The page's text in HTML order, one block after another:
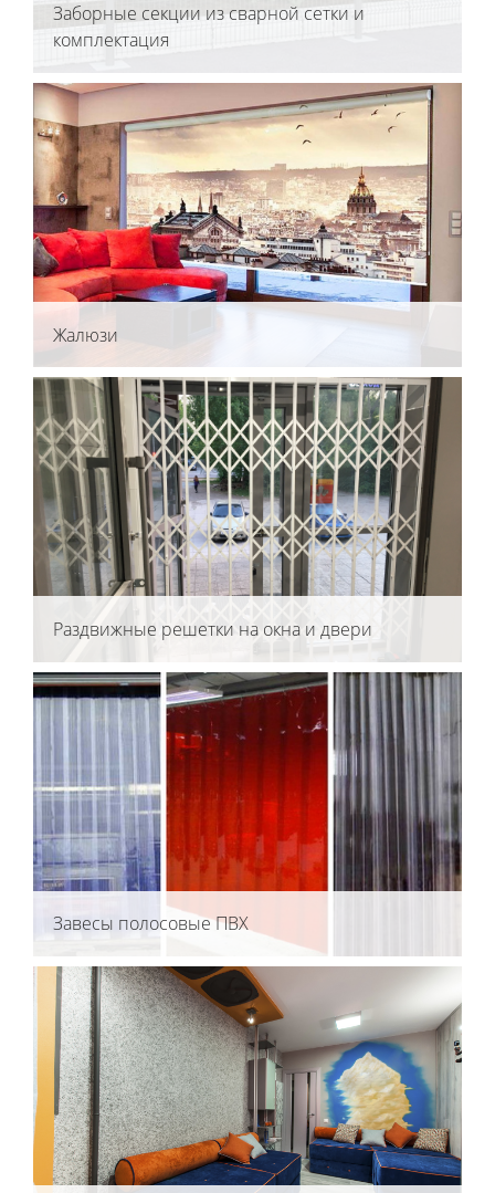
Заборные секции из сварной сетки и
комплектация
Жалюзи
Раздвижные решетки на окна и двери
Завесы полосовые ПВХ